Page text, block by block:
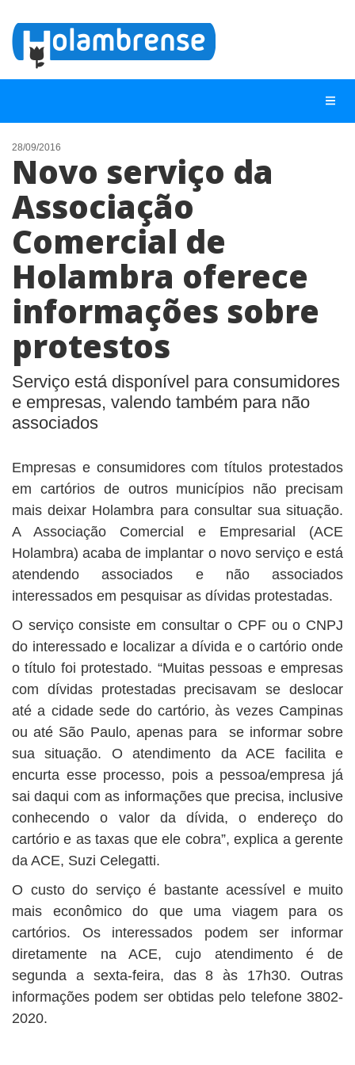
NOTÍCIAS
LISTA DIGITAL
TELEFONES ÚTEIS
ANUNCIE
28/09/2016
Novo serviço da
Associação
Comercial de
Holambra oferece
informações sobre
protestos
Serviço está disponível para consumidores
e empresas, valendo também para não
associados
Empresas e consumidores com títulos protestados
em cartórios de outros municípios não precisam
mais deixar Holambra para consultar sua situação.
A Associação Comercial e Empresarial (ACE
Holambra) acaba de implantar o novo serviço e está
atendendo associados e não associados
interessados em pesquisar as dívidas protestadas.
O serviço consiste em consultar o CPF ou o CNPJ
do interessado e localizar a dívida e o cartório onde
o título foi protestado. “Muitas pessoas e empresas
com dívidas protestadas precisavam se deslocar
até a cidade sede do cartório, às vezes Campinas
ou até São Paulo, apenas para se informar sobre
sua situação. O atendimento da ACE facilita e
encurta esse processo, pois a pessoa/empresa já
sai daqui com as informações que precisa, inclusive
conhecendo o valor da dívida, o endereço do
cartório e as taxas que ele cobra”, explica a gerente
da ACE, Suzi Celegatti.
O custo do serviço é bastante acessível e muito
mais econômico do que uma viagem para os
cartórios. Os interessados podem ser informar
diretamente na ACE, cujo atendimento é de
segunda a sexta-feira, das 8 às 17h30. Outras
informações podem ser obtidas pelo telefone 3802-
2020.